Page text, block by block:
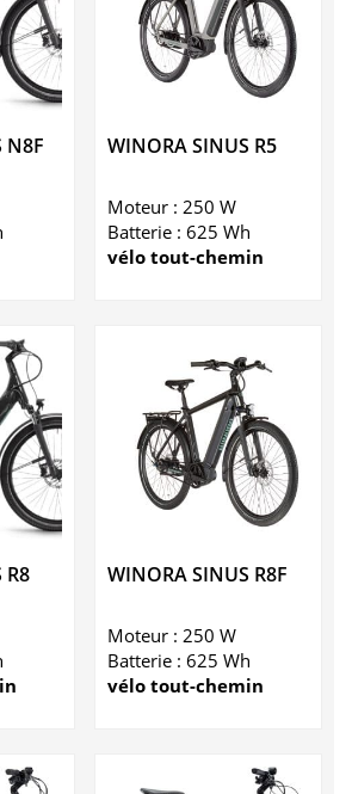
N8F WINORA SINUS R5
Moteur : 250 W
Batterie : 625 Wh
vélo tout-chemin
R8 WINORA SINUS R8F
Moteur : 250 W
Batterie : 625 Wh
vélo tout-chemin